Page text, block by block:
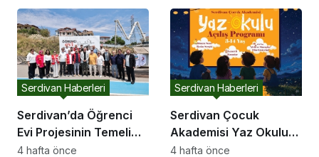
Serdivan’da Öğrenci
Evi Projesinin Temeli
Atıldı
Serdivan Haberleri
4 hafta önce
Serdivan Çocuk
Akademisi Yaz Okulu
Kapılarını Açıyor
Serdivan Haberleri
4 hafta önce